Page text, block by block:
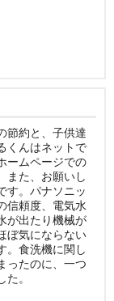
節約と、子供達
くんはネットで
ームページでの
また、お願いし
す。パナソニッ
信頼度、電気水
が出たり機械が
ぼ気にならない
。食洗機に関し
ったのに、一つ
。